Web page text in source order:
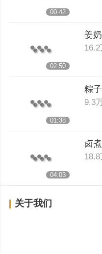
00:42
02:50
姜
01:38
粽
9.3
04:03
卤
关于我们